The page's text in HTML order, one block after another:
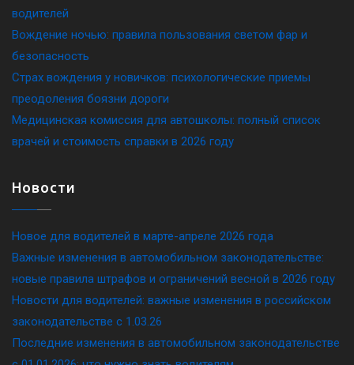
водителей
Вождение ночью: правила пользования светом фар и
безопасность
Страх вождения у новичков: психологические приемы
преодоления боязни дороги
Медицинская комиссия для автошколы: полный список
врачей и стоимость справки в 2026 году
Новости
Новое для водителей в марте-апреле 2026 года
Важные изменения в автомобильном законодательстве:
новые правила штрафов и ограничений весной в 2026 году
Новости для водителей: важные изменения в российском
законодательстве c 1.03.26
Последние изменения в автомобильном законодательстве